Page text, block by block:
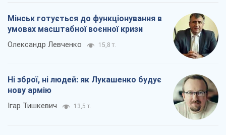
Мінськ готується до функціонування в
умовах масштабної воєнної кризи
Олександр Левченко 15,8 т.
Ні зброї, ні людей: як Лукашенко будує
нову армію
Ігар Тишкевич 13,5 т.